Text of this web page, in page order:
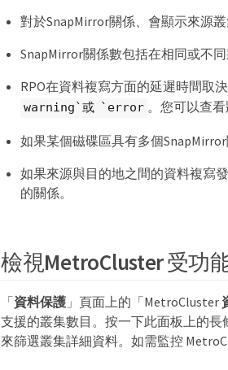
對於SnapMirror關係、會顯示來源叢
SnapMirror關係數包括在相同或不
RPO在資料複寫方面的延遲時間取
warning`或 `error 。您可以查
如果某個磁碟區具有多個
如果來源與目的地之間的資料複寫
的關係。
檢視MetroCluster 受功
「資料保護」頁面上的「MetroCluster
支援的叢集數目。按一下此面板上的
來篩選叢集詳細資料。如需監控